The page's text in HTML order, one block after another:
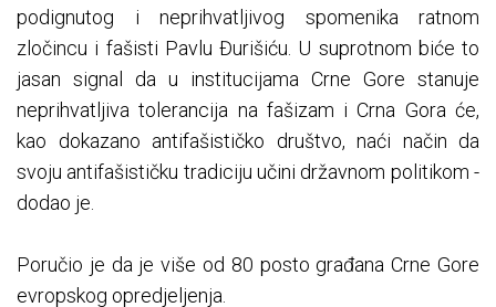
podignutog i neprihvatljivog spomenika ratnom
zločincu i fašisti Pavlu Đurišiću. U suprotnom biće to
jasan signal da u institucijama Crne Gore stanuje
neprihvatljiva tolerancija na fašizam i Crna Gora će,
kao dokazano antifašističko društvo, naći način da
svoju antifašističku tradiciju učini državnom politikom -
dodao je.
Poručio je da je više od 80 posto građana Crne Gore
evropskog opredjeljenja.